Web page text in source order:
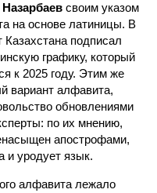
своим указом
на основе латиницы. В
Казахстана подписал
графику, который
к 2025 году. Этим же
вариант алфавита,
обновлениями
по их мнению,
апострофами,
и уродует язык.
алфавита лежало